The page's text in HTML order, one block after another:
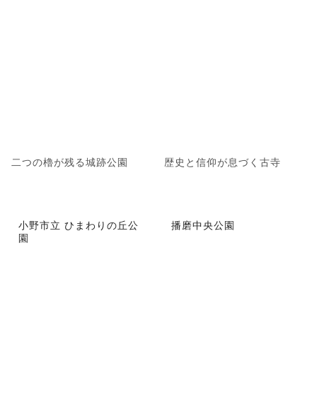
二つの櫓が残る城跡公園 歴史と信仰が息づく古寺
小野市立 ひまわりの丘公
園
播磨中央公園